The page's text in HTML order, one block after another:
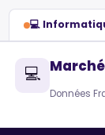
💻
💻
Données